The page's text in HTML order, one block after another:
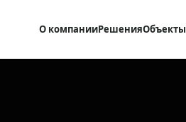
О компанииРешенияОбъекты